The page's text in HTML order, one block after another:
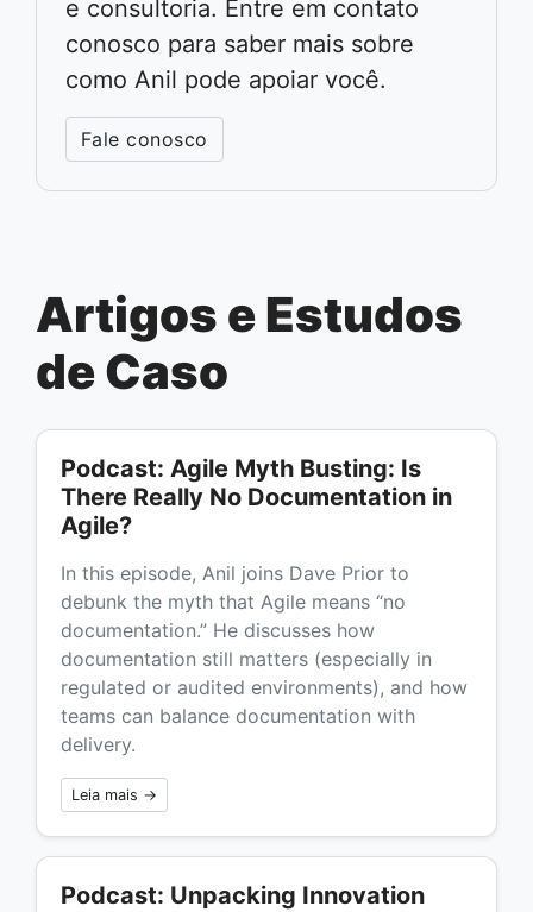
e consultoria. Entre em contato
conosco para saber mais sobre
como Anil pode apoiar você.
Fale conosco
Artigos e Estudos
de Caso
Podcast: Agile Myth Busting: Is
There Really No Documentation in
Agile?
In this episode, Anil joins Dave Prior to
debunk the myth that Agile means “no
documentation.” He discusses how
documentation still matters (especially in
regulated or audited environments), and how
teams can balance documentation with
delivery.
Leia mais →
Podcast: Unpacking Innovation